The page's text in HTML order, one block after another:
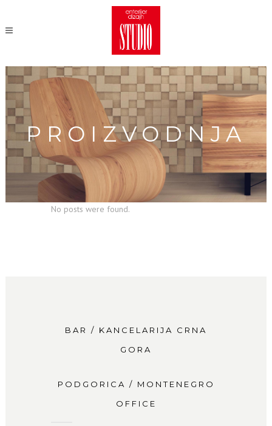
PROIZVODNJA
No posts were found.
BAR / KANCELARIJA CRNA
GORA
PODGORICA / MONTENEGRO
OFFICE